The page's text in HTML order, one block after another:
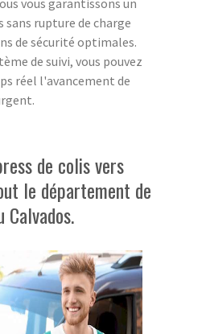
rupture de charge
de sécurité optimales.
de suivi, vous pouvez
réel l'avancement de
de colis vers
le département de